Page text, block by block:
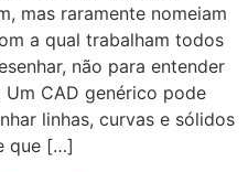
mas raramente nomeiam
a qual trabalham todos
não para entender
CAD genérico pode
linhas, curvas e sólidos
que […]